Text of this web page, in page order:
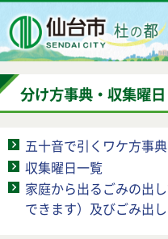
分け方事典・収集曜日
五十音で引くワケ方事典
収集曜日一覧
家庭から出るごみの出
できます）及びごみ出